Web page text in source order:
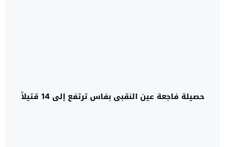
حصيلة فاجعة عين النقبي بفاس ترتفع إلى 14 قتيلاً